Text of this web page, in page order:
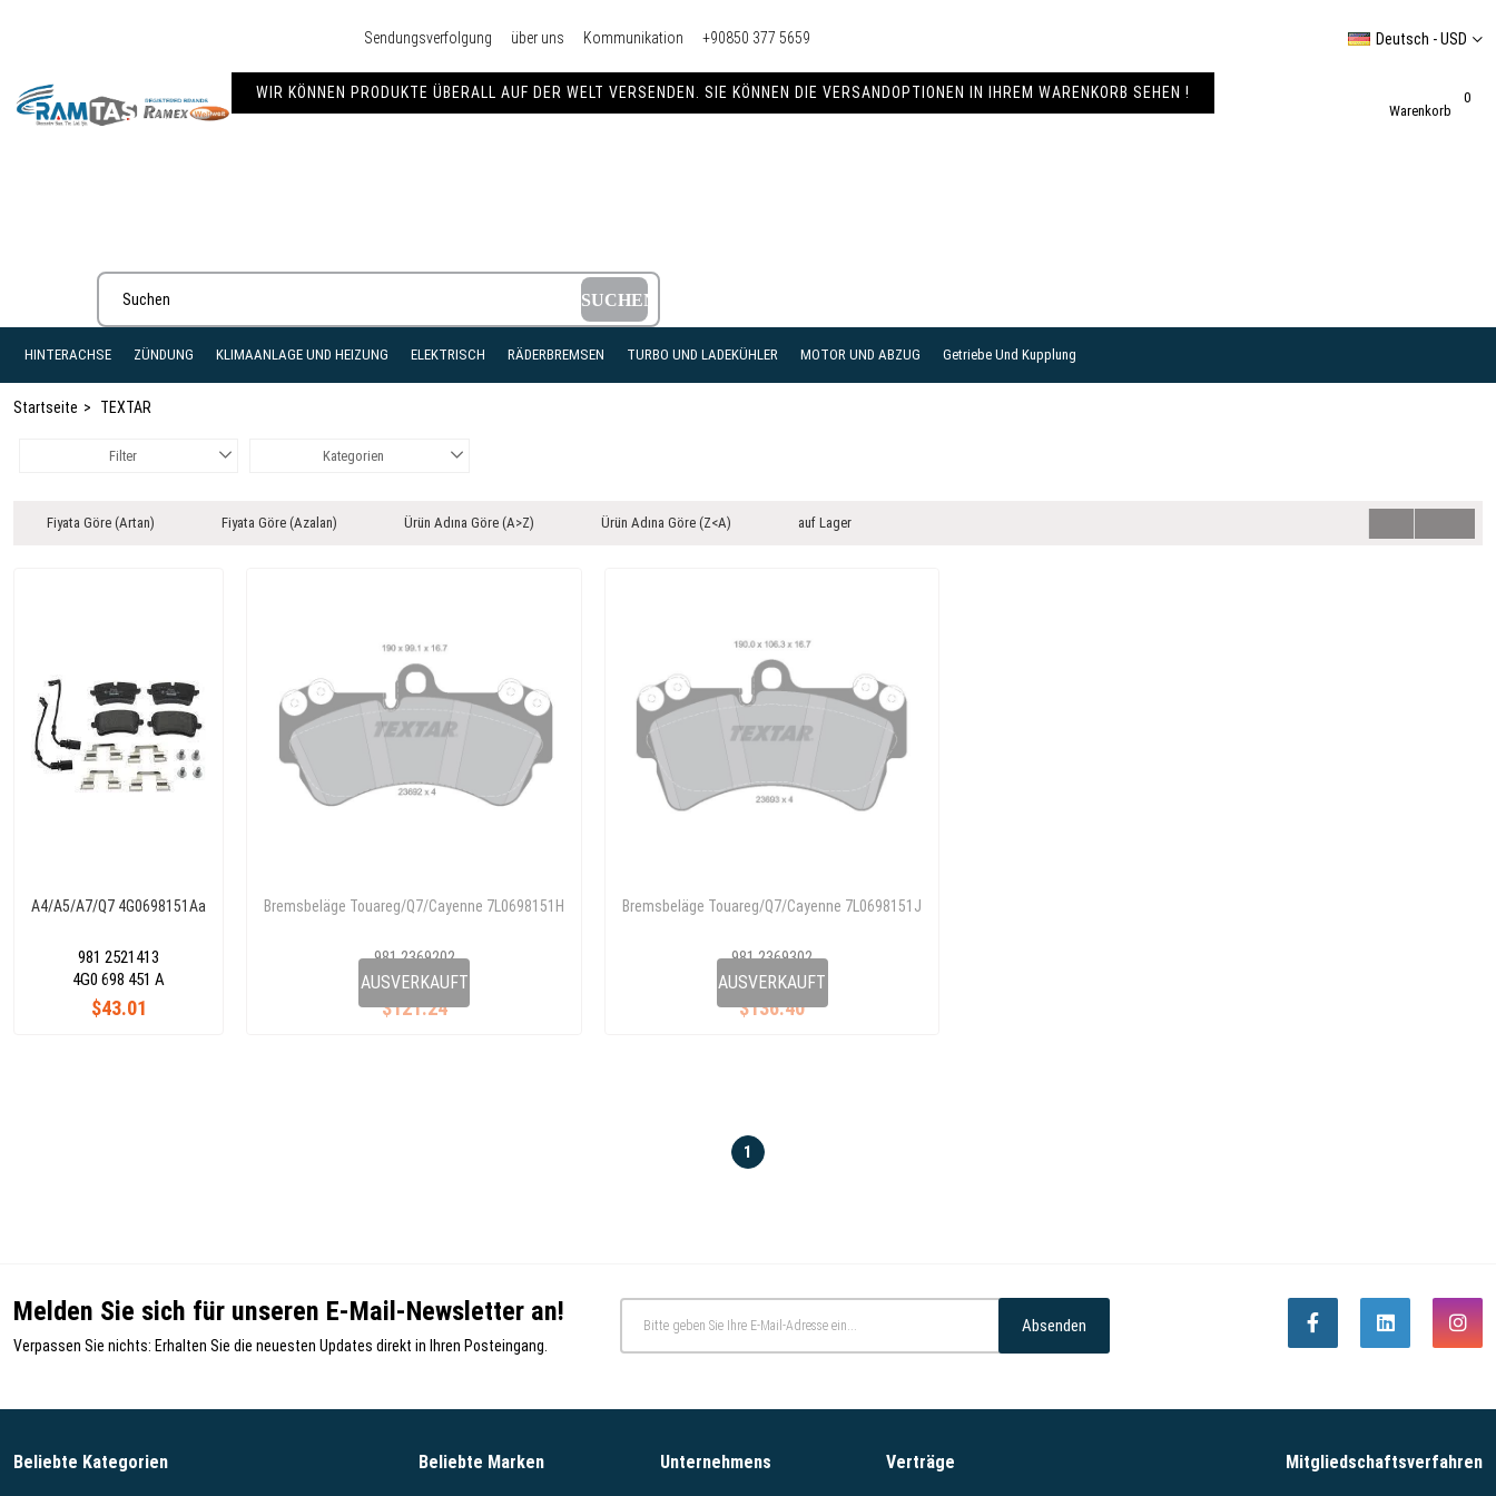
Sendungsverfolgung über uns Kommunikation +90850 377 5659
WIR KÖNNEN PRODUKTE ÜBERALL AUF DER WELT VERSENDEN. SIE KÖNNEN DIE VERSANDOPTIONEN IN IHREM WARENKORB SEHEN !
Deutsch - USD
Warenkorb
0
HINTERACHSE ZÜNDUNG KLIMAANLAGE UND HEIZUNG ELEKTRISCH RÄDERBREMSEN TURBO UND LADEKÜHLER MOTOR UND ABZUG Getriebe Und Kupplung
Startseite TEXTAR
Filter Kategorien
Fiyata Göre (Artan) Fiyata Göre (Azalan) Ürün Adına Göre (A>Z) Ürün Adına Göre (Z<A) auf Lager
A4/A5/A7/Q7 4G0698151Aa
981 2521413
$43.01
4G0 698 451 A AUSVERKAUFT
Bremsbeläge Touareg/Q7/Cayenne 7L0698151H
981 2369202
$121.24
7L0698151H AUSVERKAUFT
Bremsbeläge Touareg/Q7/Cayenne 7L0698151J
981 2369302
$136.40
7L0 698 151 J
1
Melden Sie sich für unseren E-Mail-Newsletter an!
Verpassen Sie nichts: Erhalten Sie die neuesten Updates direkt in Ihren Posteingang.
Absenden
Beliebte Kategorien Beliebte Marken Unternehmens Verträge Mitgliedschaftsverfahren